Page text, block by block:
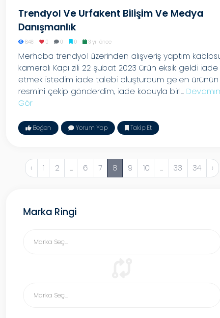
Trendyol Ve Urfakent Bilişim Ve Medya
Danışmanlık
846 0 0 0 3 yıl önce
Merhaba trendyol üzerinden alışveriş yaptım
kameralı Kapı zili 22 şubat 2023 ürün eksik geldi iade
etmek istedim iade talebi oluşturdum gelen ürünün
resmini çekip gönderdim, iade koduyla birl...
Gör
Beğen Yorum Yap Takip Et
‹ 1 2 ... 6 7 8 9 10 ... 33 34 ›
Marka Ringi